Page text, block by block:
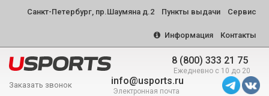
Санкт-Петербург, пр.Шаумяна д.2 Пункты выдачи Сервис
Информация Контакты
8 (800) 333 21 75
Ежедневно с 10 до 20
Заказать звонок info@usports.ru
Электронная почта